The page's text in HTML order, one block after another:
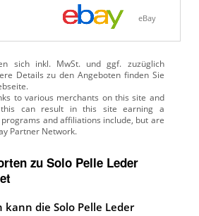
eBay
sich inkl. MwSt. und ggf. zuzüglich
Details zu den Angeboten finden Sie
zu Solo Pelle Leder
kann die Solo Pelle Leder